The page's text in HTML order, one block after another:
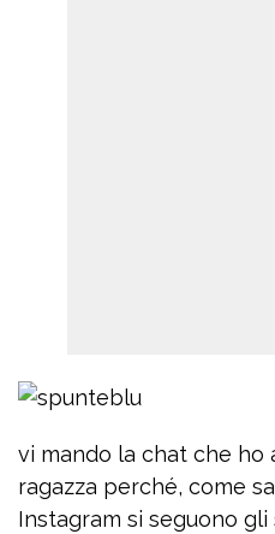
vi mando la chat che ho
ragazza perché, come
Instagram si seguono